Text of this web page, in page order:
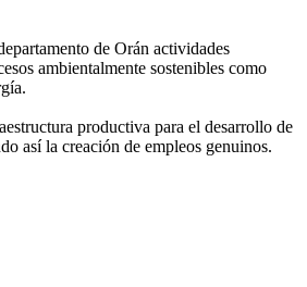
de Orán actividades
ambientalmente sostenibles como
productiva para el desarrollo de
así la creación de empleos genuinos.